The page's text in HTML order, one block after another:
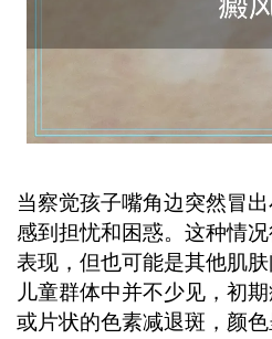
延误。 ...
当察觉孩子嘴角边突然冒
感到担忧和困惑。这种情
表现，但也可能是其他肌
儿童群体中并不少见，初
或片状的色素减退斑，颜